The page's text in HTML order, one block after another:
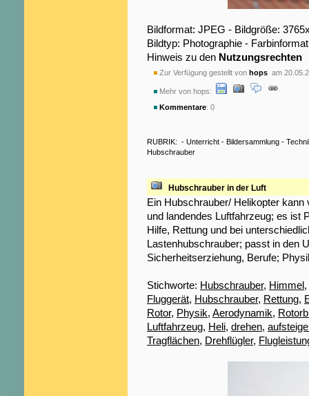
Bildformat: JPEG - Bildgröße:
Bildtyp: Photographie -
Hinweis zu den Nutzungsrechten
Zur Verfügung gestellt von hops am
Mehr von hops:
Kommentare: 0
RUBRIK: - Unterricht - Bildersammlung -
Hubschrauber
Hubschrauber in der Luft
Ein Hubschrauber/ Helikopter
und landendes Luftfahrzeug; es ist
Hilfe, Rettung und bei
Lastenhubschrauber; passt in den
Sicherheitserziehung, Berufe;
Stichworte: Hubschrauber, Himmel,
Fluggerät, Hubschrauber, Rettung,
Rotor, Physik, Aerodynamik,
Luftfahrzeug, Heli, drehen,
Tragflächen, Drehflügler,